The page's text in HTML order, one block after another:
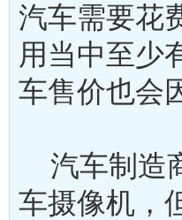
汽车需要花
用当中至少
车售价也会
汽车制造
车摄像机，